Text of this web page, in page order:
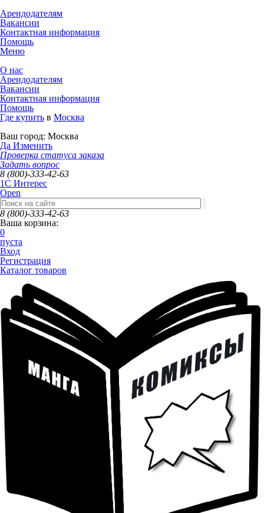
Арендодателям
Вакансии
Контактная информация
Помощь
Меню
О нас
Арендодателям
Вакансии
Контактная информация
Помощь
Где купить в Москва
Ваш город: Москва
Да Изменить
Проверка статуса заказа
Задать вопрос
8 (800)-333-42-63
1C Интерес
Open
8 (800)-333-42-63
Ваша корзина:
0
пуста
Вход
Регистрация
Каталог товаров